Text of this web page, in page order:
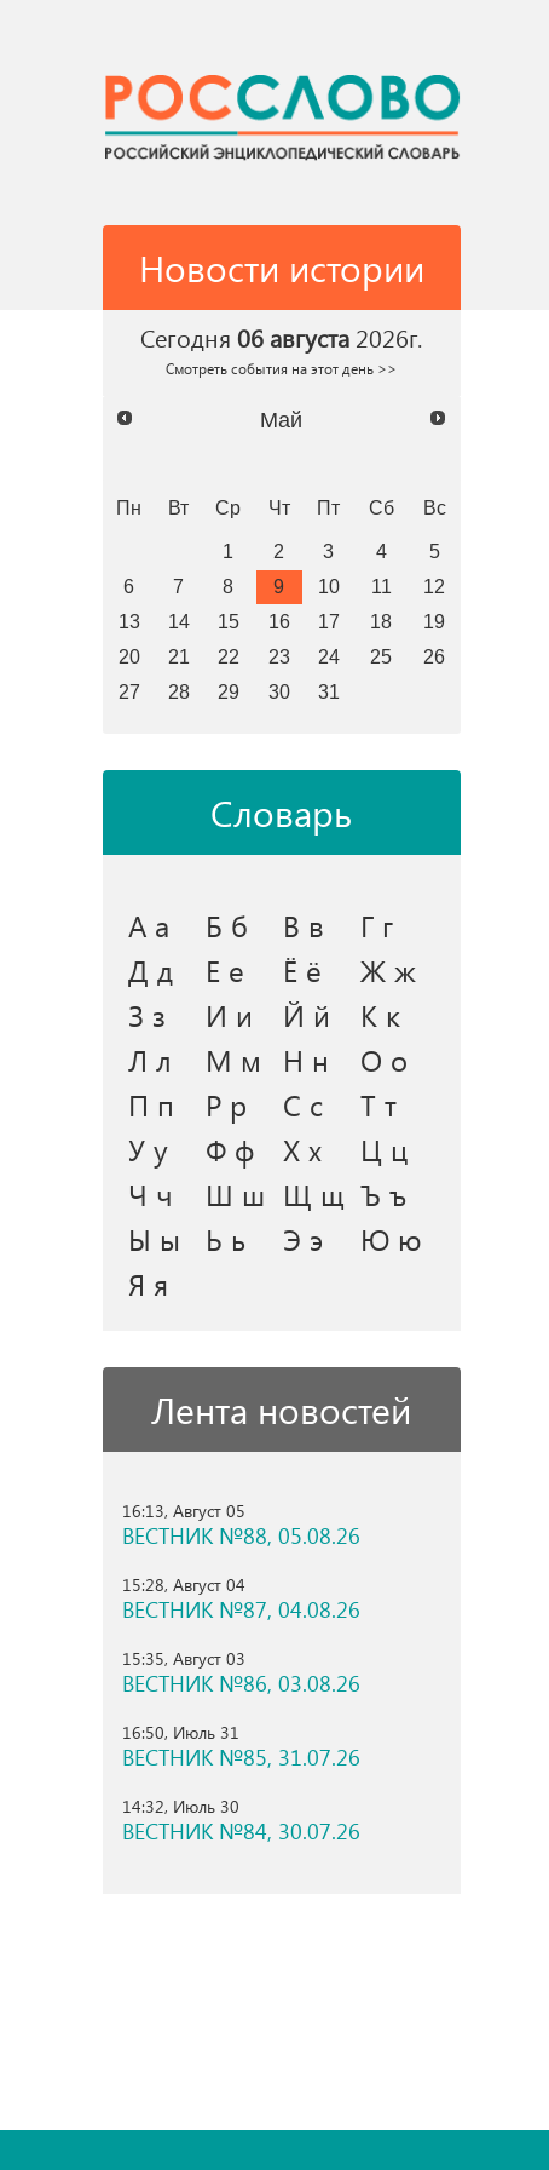
Новости истории
Сегодня 06 августа 2026г.
Смотреть события на этот день >>
Май
Пн Вт Ср Чт Пт Сб Вс
1 2 3 4
5
6
7 8 9 10 11
12
13
14 15 16 17 18
19
20
21 22 23 24 25
26
27
28 29 30 31
Словарь
А а Б б В в
Г г
Д д
Е е Ё ё
Ж ж
З з
И и Й й
К к
Л л
М м Н н
О о
П п
Р р С с
Т т
У у
Ф ф Х х
Ц ц
Ч ч
Ш ш Щ щ Ъ ъ
Ы ы
Ь ь Э э
Ю ю
Я я
Лента новостей
16:13, Август 05
ВЕСТНИК №88, 05.08.26
15:28, Август 04
ВЕСТНИК №87, 04.08.26
15:35, Август 03
ВЕСТНИК №86, 03.08.26
16:50, Июль 31
ВЕСТНИК №85, 31.07.26
14:32, Июль 30
ВЕСТНИК №84, 30.07.26